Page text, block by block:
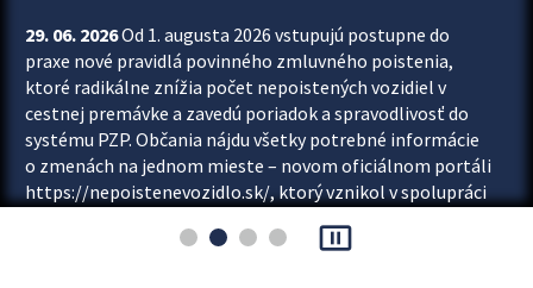
29. 06. 2026Od 1. augusta 2026 vstupujú postupne do
praxe nové pravidlá povinného zmluvného poistenia,
ktoré radikálne znížia počet nepoistených vozidiel v
cestnej premávke a zavedú poriadok a spravodlivosť do
systému PZP. Občania nájdu všetky potrebné informácie
o zmenách na jednom mieste – novom oficiálnom portáli
https://nepoistenevozidlo.sk/, ktorý vznikol v spolupráci
asociácie poisťovní (SLASPO) a Ministerstva vnútra SR.
pause_presentation